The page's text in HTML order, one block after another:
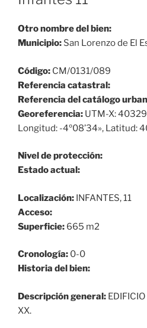
Otro nombre del bien:
Municipio: San Lorenzo de El
Código: CM/0131/089
Referencia catastral:
Referencia del catálogo
Georeferencia: UTM-X:
Longitud: -4º08’34», Latitud:
Nivel de protección:
Estado actual:
Localización: INFANTES, 11
Acceso:
Superficie: 665 m2
Cronología: 0-0
Historia del bien:
Descripción general:
XX.